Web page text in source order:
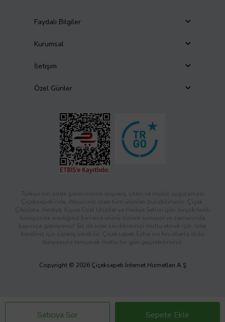
Satıcıya Sor Sepete Ekle
Faydalı Bilgiler
Kurumsal
İletişim
Özel Günler
Türkiye’nin önde gelen online alışveriş sitesi ve mobil uygulaması
Çiçeksepeti’nde, ihtiyacınız olan tüm ürünleri bulabilirsiniz. Çiçek,
Çikolata, Hediye, Kişiye Özel Ürünler ve Hediye Setleri gibi birçok farklı
kategoride aradığınız binlerce ürünü sizlere sunuyor ve zamanında
kapınıza getiriyoruz! Siz de ister sevdiklerinizi mutlu etmek için, ister
kendiniz için sipariş verebilir; Çiçeksepeti Extra’nın fırsatlarla dolu
dünyasıyla tanışarak mutlu bir gün geçirebilirsiniz.
Copyright © 2026 Çiçeksepeti İnternet Hizmetleri A.Ş